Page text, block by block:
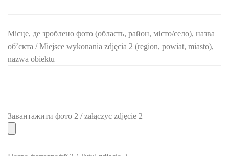
Місце, де зроблено фото (область, район, місто/село), назва
об’єкта / Miejsce wykonania zdjęcia 2 (region, powiat, miasto),
nazwa obiektu
Завантажити фото 2 / załączyc zdjęcie 2